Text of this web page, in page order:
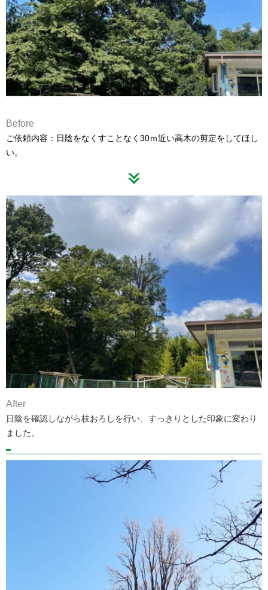
Before
ご依頼内容：日陰をなくすことなく30ｍ近い高木の剪定をしてほし
い。
After
日陰を確認しながら枝おろしを行い、すっきりとした印象に変わり
ました。